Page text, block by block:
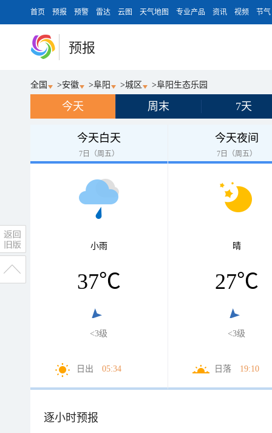
首页 预报 预警 雷达 云图 天气地图 专业产品 资讯 视频 节气
预报
全国 >安徽 >阜阳 >城区 >阜阳生态乐园
今天 周末 7天
今天白天
7日（周五）
小雨
37℃
<3级
日出 05:34
今天夜间
7日（周五）
晴
27℃
<3级
日落 19:10
逐小时预报